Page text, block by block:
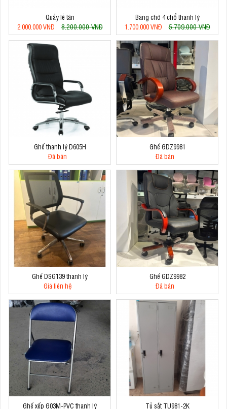
Quầy lễ tân
2.000.000 VNĐ
8.200.000 VNĐ
Băng chờ 4 chổ thanh lý
1.700.000 VNĐ
5.709.000 VNĐ
Ghế thanh lý D605H
Đã bán
Ghế GDZ9981
Đã bán
Ghế DSG139 thanh lý
Giá liên hệ
Ghế GDZ9982
Đã bán
Ghế xếp G03M-PVC thanh lý Tủ sắt TU981-2K